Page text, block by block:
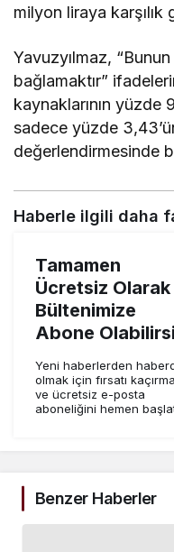
milyon liraya karşılık
Yavuzyılmaz,
bağlamaktır”
kaynaklarının yüzde
sadece yüzde
değerlendirmesinde
Haberle ilgili daha
Tamamen
Ücretsiz Olarak
Bültenimize
Abone
Yeni haberlerden
olmak için fırsatı kaçırma
ve ücretsiz e-posta
aboneliğini hemen
Benzer Haberler